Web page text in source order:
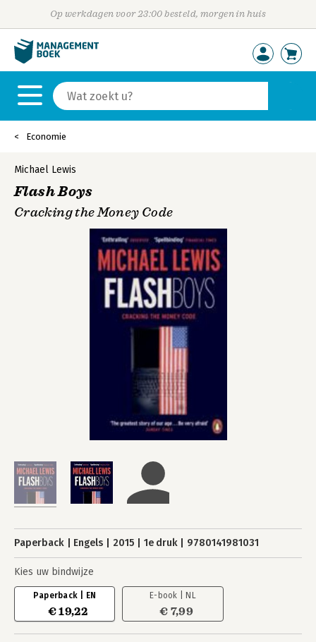
Op werkdagen voor 23:00 besteld, morgen in huis
Economie
Michael Lewis
Flash Boys
Cracking the Money Code
Paperback Engels 2015 1e druk 9780141981031
Kies uw bindwijze
Paperback | EN
€ 19,22
E-book | NL
€ 7,99